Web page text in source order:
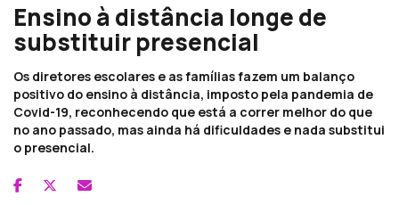
Ensino à distância longe de
substituir presencial
Os diretores escolares e as famílias fazem um balanço
positivo do ensino à distância, imposto pela pandemia de
Covid-19, reconhecendo que está a correr melhor do que
no ano passado, mas ainda há dificuldades e nada substitui
o presencial.